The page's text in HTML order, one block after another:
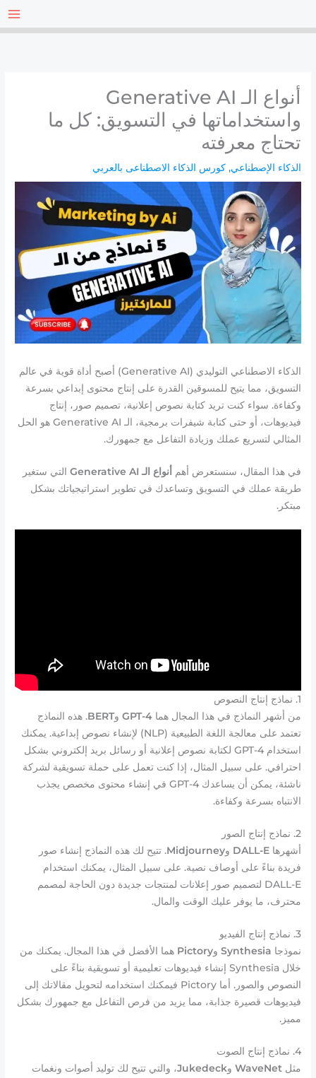
أنواع الـ Generative AI
واستخداماتها في التسويق: كل ما
تحتاج معرفته
الذكاء الإصطناعي,كورس الذكاء الاصطناعى بالعربي
الذكاء الاصطناعي التوليدي (Generative AI) أصبح أداة قوية في عالم
التسويق، مما يتيح للمسوقين القدرة على إنتاج محتوى إبداعي بسرعة
وكفاءة. سواء كنت تريد كتابة نصوص إعلانية، تصميم صور، إنتاج
فيديوهات، أو حتى كتابة شيفرات برمجية، الـ Generative AI هو الحل
المثالي لتسريع عملك وزيادة التفاعل مع جمهورك.
في هذا المقال، سنستعرض أهم أنواع الـ Generative AI
التي ستغير
طريقة عملك في التسويق وتساعدك في تطوير استراتيجياتك بشكل
مبتكر.
1. نماذج إنتاج النصوص
من أشهر النماذج في هذا المجال هماGPT-4 وBERT. هذه النماذج
تعتمد على معالجة اللغة الطبيعية (NLP) لإنشاء نصوص إبداعية. يمكنك
استخدام GPT-4 لكتابة نصوص إعلانية أو رسائل بريد إلكتروني بشكل
احترافي. على سبيل المثال، إذا كنت تعمل على حملة تسويقية لشركة
ناشئة، يمكن أن يساعدك GPT-4 في إنشاء محتوى مخصص يجذب
الانتباه بسرعة وكفاءة.
2. نماذج إنتاج الصور
أشهرهاDALL-E وMidjourney. تتيح لك هذه النماذج إنشاء صور
فريدة بناءً على أوصاف نصية. على سبيل المثال، يمكنك استخدام
DALL-E لتصميم صور إعلانات لمنتجات جديدة دون الحاجة لمصمم
محترف، ما يوفر عليك الوقت والمال.
3. نماذج إنتاج الفيديو
نموذجا Synthesia وPictory هما الأفضل في هذا المجال. يمكنك من
خلال Synthesia إنشاء فيديوهات تعليمية أو تسويقية بناءً على
النصوص والصور. أما Pictory فيمكنك استخدامه لتحويل مقالاتك إلى
فيديوهات قصيرة جذابة، مما يزيد من فرص التفاعل مع جمهورك بشكل
مميز.
4. نماذج إنتاج الصوت
مثل WaveNet وJukedeck، والتي تتيح لك توليد أصوات ونغمات